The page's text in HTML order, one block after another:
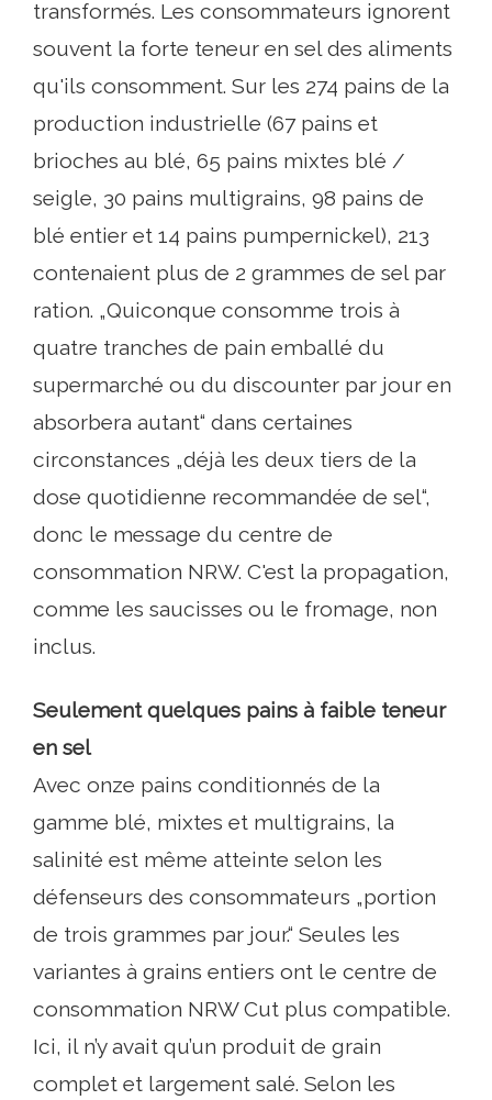
transformés. Les consommateurs ignorent
souvent la forte teneur en sel des aliments
qu'ils consomment. Sur les 274 pains de la
production industrielle (67 pains et
brioches au blé, 65 pains mixtes blé /
seigle, 30 pains multigrains, 98 pains de
blé entier et 14 pains pumpernickel), 213
contenaient plus de 2 grammes de sel par
ration. „Quiconque consomme trois à
quatre tranches de pain emballé du
supermarché ou du discounter par jour en
absorbera autant“ dans certaines
circonstances „déjà les deux tiers de la
dose quotidienne recommandée de sel“,
donc le message du centre de
consommation NRW. C'est la propagation,
comme les saucisses ou le fromage, non
inclus.
Seulement quelques pains à faible teneur
en sel
Avec onze pains conditionnés de la
gamme blé, mixtes et multigrains, la
salinité est même atteinte selon les
défenseurs des consommateurs „portion
de trois grammes par jour.“ Seules les
variantes à grains entiers ont le centre de
consommation NRW Cut plus compatible.
Ici, il n’y avait qu’un produit de grain
complet et largement salé. Selon les